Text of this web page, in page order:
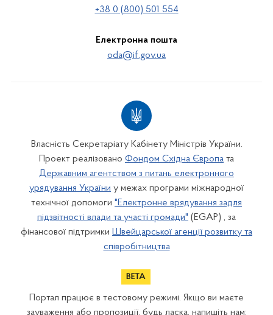
+38 0 (800) 501 554
Електронна пошта
oda@if.gov.ua
Власність Секретаріату Кабінету Міністрів України.
Проект реалізовано Фондом Східна Європа та
Державним агентством з питань електронного
урядування України у межах програми міжнародної
технічної допомоги "Електронне врядування задля
підзвітності влади та участі громади" (EGAP) , за
фінансової підтримки Швейцарської агенції розвитку та
співробітництва
Портал працює в тестовому режимі. Якщо ви маєте
зауваження або пропозиції, будь ласка, напишіть нам: